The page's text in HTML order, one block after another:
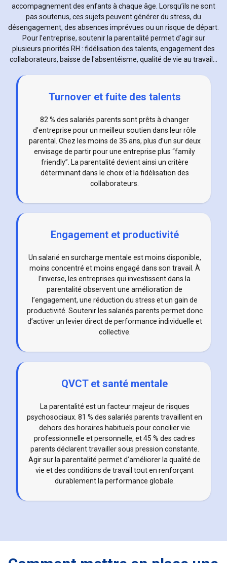
accompagnement des enfants à chaque âge. Lorsqu’ils ne sont
pas soutenus, ces sujets peuvent générer du stress, du
désengagement, des absences imprévues ou un risque de départ.
Pour l’entreprise, soutenir la parentalité permet d’agir sur
plusieurs priorités RH : fidélisation des talents, engagement des
collaborateurs, baisse de l'absentéisme, qualité de vie au travail...
Turnover et fuite des talents
82 % des salariés parents sont prêts à changer
d’entreprise pour un meilleur soutien dans leur rôle
parental. Chez les moins de 35 ans, plus d’un sur deux
envisage de partir pour une entreprise plus “family
friendly”. La parentalité devient ainsi un critère
déterminant dans le choix et la fidélisation des
collaborateurs.
Engagement et productivité
Un salarié en surcharge mentale est moins disponible,
moins concentré et moins engagé dans son travail. À
l’inverse, les entreprises qui investissent dans la
parentalité observent une amélioration de
l’engagement, une réduction du stress et un gain de
productivité. Soutenir les salariés parents permet donc
d’activer un levier direct de performance individuelle et
collective.
QVCT et santé mentale
La parentalité est un facteur majeur de risques
psychosociaux. 81 % des salariés parents travaillent en
dehors des horaires habituels pour concilier vie
professionnelle et personnelle, et 45 % des cadres
parents déclarent travailler sous pression constante.
Agir sur la parentalité permet d’améliorer la qualité de
vie et des conditions de travail tout en renforçant
durablement la performance globale.